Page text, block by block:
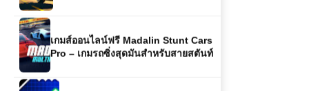
Pro – เกมรถซิ่งสุดมันสำหรับสายสตันท์